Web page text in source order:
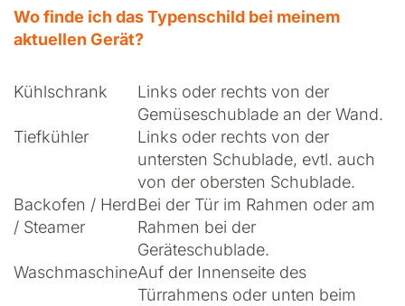
Wo finde ich das Typenschild bei meinem
aktuellen Gerät?
Kühlschrank
Links oder rechts von der
Gemüseschublade an der Wand.
Tiefkühler
Links oder rechts von der
untersten Schublade, evtl. auch
von der obersten Schublade.
Backofen / Herd
/ Steamer
Bei der Tür im Rahmen oder am
Rahmen bei der
Geräteschublade.
WaschmaschineAuf der Innenseite des
Türrahmens oder unten beim